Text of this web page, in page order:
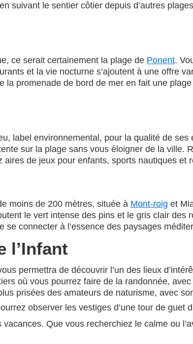
suivant le sentier côtier depuis d’autres
ce serait certainement la plage de Ponent.
et la vie nocturne s’ajoutent à une offre
promenade de bord de mer en fait une
label environnemental, pour la qualité de ses
sur la plage sans vous éloigner de la ville.
de jeux pour enfants, sports nautiques et
moins de 200 mètres, située à Mont-roig et
le vert intense des pins et le gris clair des
connecter à l’essence des paysages
l’Infant
permettra de découvrir l’un des lieux
où vous pourrez faire de la randonnée,
prisées des amateurs de naturisme, avec
observer les vestiges d’une tour de guet
Que vous recherchiez le calme ou